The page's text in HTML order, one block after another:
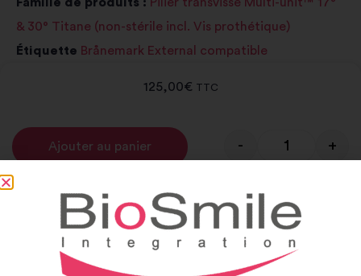
& 30° Titane (non-stérile incl. Vis prothétique)
Étiquette Brånemark External compatible
125,00€ TTC
- +
Ajouter au panier
Notice et catalogue